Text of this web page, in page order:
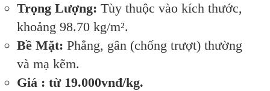
Trọng Lượng: Tùy thuộc vào kích thước,
khoảng 98.70 kg/m².
Bề Mặt: Phẳng, gân (chống trượt) thường
và mạ kẽm.
Giá : từ 19.000vnđ/kg.